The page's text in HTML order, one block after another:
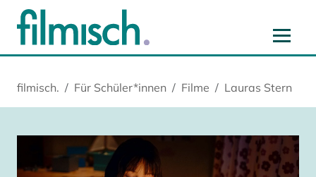
Hauptinhalt springen
Hauptnavigation springen
Cookie-Einstellungen springen
Startseite springen
filmisch. Für Schüler*innen Filme Lauras Stern